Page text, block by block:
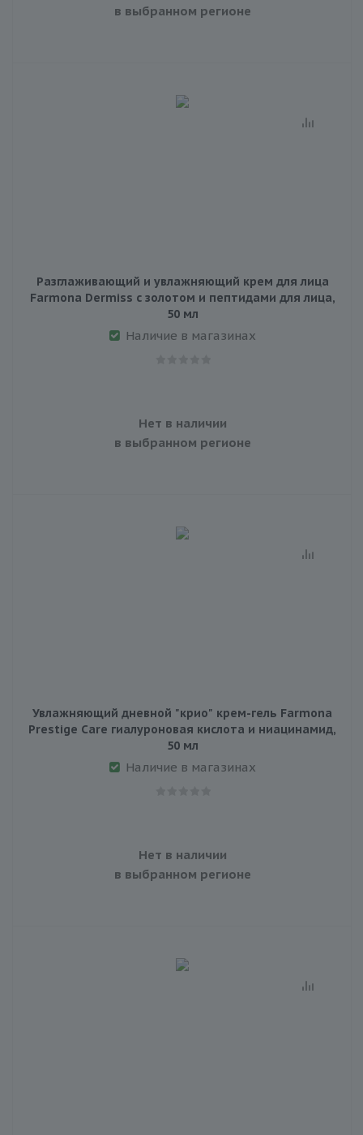
в выбранном регионе
Разглаживающий и увлажняющий крем для лица
Farmona Dermiss с золотом и пептидами для лица,
50 мл
Наличие в магазинах
Нет в наличии
в выбранном регионе
Увлажняющий дневной "крио" крем-гель Farmona
Prestige Care гиалуроновая кислота и ниацинамид,
50 мл
Наличие в магазинах
Нет в наличии
в выбранном регионе